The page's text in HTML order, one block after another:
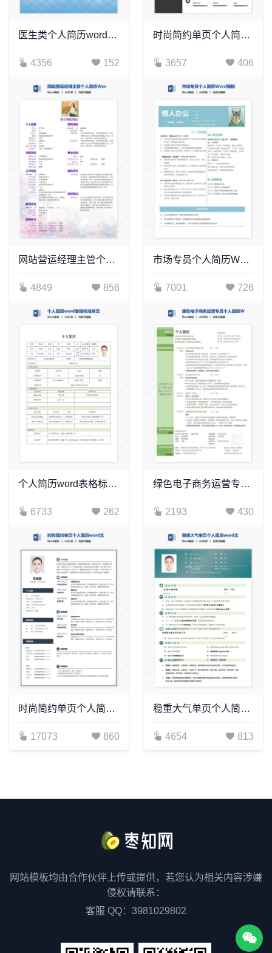
医生类个人简历word模板共4页(8)
4356 152
时尚简约单页个人简历word文档(16)
3657 406
网站营运经理主管个人简历Word模板(4)
4849 856
市场专员个人简历Word模板(2)
7001 726
个人简历word表格标准单页(10)
6733 262
绿色电子商务运营专员个人简历Word模板
2193 430
时尚简约单页个人简历word文档(12)
17073 860
稳重大气单页个人简历word文档(1)
4654 813
网站模板均由合作伙伴上传或提供，若您认为相关内容涉嫌
侵权请联系：
客服 QQ：3981029802